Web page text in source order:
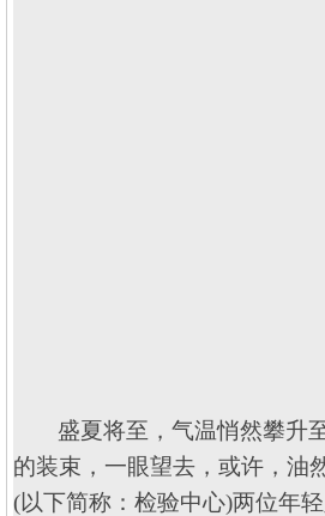
盛夏将至，气温悄然攀升
的装束，一眼望去，或许，油
(以下简称：检验中心)两位年